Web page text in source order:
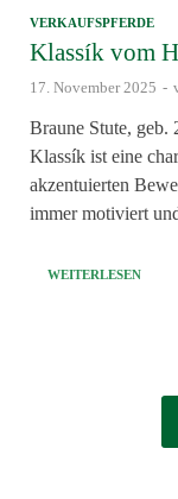
VERKAUFSPFERDE
Klassík vom
17. November 2025 -
Braune Stute,
Klassík ist eine
akzentuierten
immer motiviert
WEITERLESEN